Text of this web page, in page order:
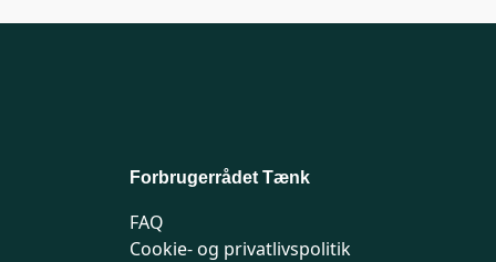
Forbrugerrådet Tænk
FAQ
Cookie- og privatlivspolitik